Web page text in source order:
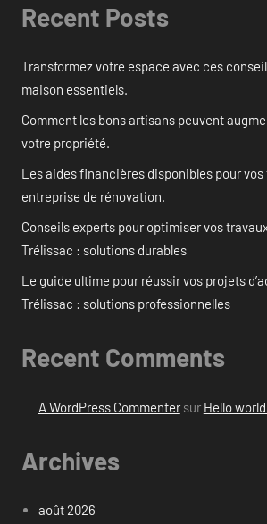
Recent Posts
Transformez votre espace avec ces
maison essentiels.
Comment les bons artisans peuvent
votre propriété.
Les aides financières disponibles pour vos
entreprise de rénovation.
Conseils experts pour optimiser vos
Trélissac : solutions durables
Le guide ultime pour réussir vos projets
Trélissac : solutions professionnelles
Recent Comments
A WordPress Commentersur Hello
Archives
août 2026